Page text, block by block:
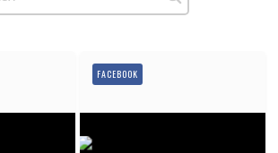
FACEBOOK